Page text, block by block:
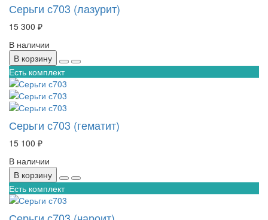
Серьги с703 (лазурит)
15 300 ₽
В наличии
В корзину
Есть комплект
Серьги с703 (гематит)
15 100 ₽
В наличии
В корзину
Есть комплект